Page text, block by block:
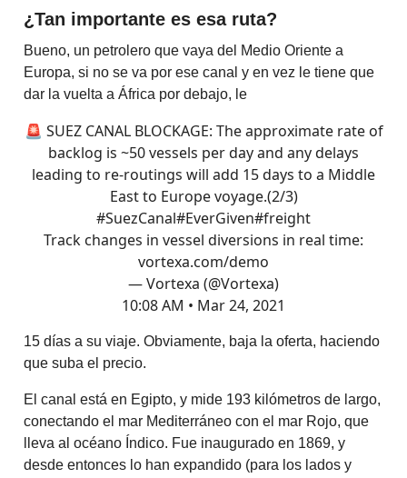
¿Tan importante es esa ruta?
Bueno, un petrolero que vaya del Medio Oriente a
Europa, si no se va por ese canal y en vez le tiene que
dar la vuelta a África por debajo, le
🚨 SUEZ CANAL BLOCKAGE: The approximate rate of
backlog is ~50 vessels per day and any delays
leading to re-routings will add 15 days to a Middle
East to Europe voyage.(2/3)
#SuezCanal#EverGiven#freight
Track changes in vessel diversions in real time:
vortexa.com/demo
— Vortexa (@Vortexa)
10:08 AM • Mar 24, 2021
15 días a su viaje. Obviamente, baja la oferta, haciendo
que suba el precio.
El canal está en Egipto, y mide 193 kilómetros de largo,
conectando el mar Mediterráneo con el mar Rojo, que
lleva al océano Índico. Fue inaugurado en 1869, y
desde entonces lo han expandido (para los lados y